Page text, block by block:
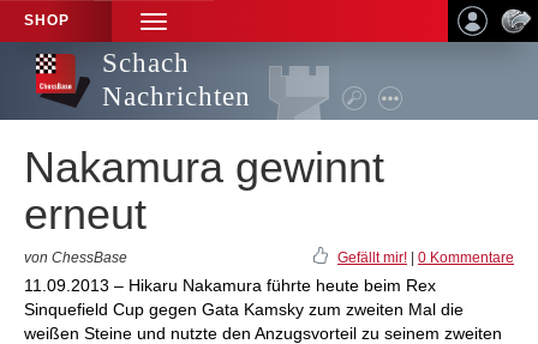
SHOP
TOGGLE
NAVIGATION
Schach
Nachrichten
Nakamura gewinnt
erneut
von ChessBase Gefällt mir! 0 Kommentare
11.09.2013 – Hikaru Nakamura führte heute beim Rex
Sinquefield Cup gegen Gata Kamsky zum zweiten Mal die
weißen Steine und nutzte den Anzugsvorteil zu seinem zweiten